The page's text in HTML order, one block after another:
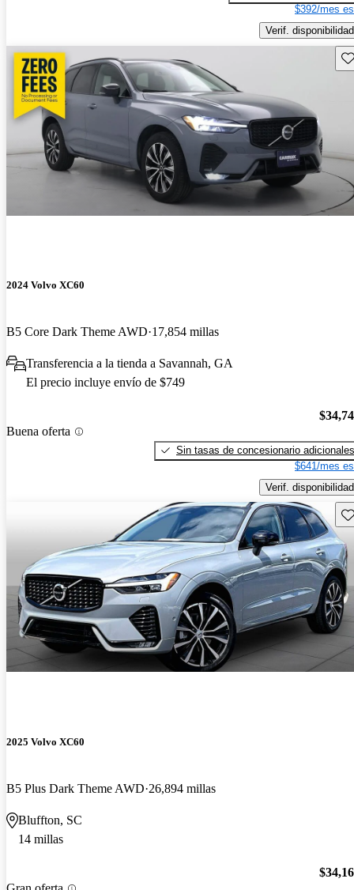
$392/mes
Verif. disponibilidad
2024 Volvo XC60
B5 Core Dark Theme AWD 17,854 millas
Transferencia a la tienda a Savannah, GA
El precio incluye envío de $749
Buena oferta
Sin tasas de concesionario adicionales
$641/mes
Verif. disponibilidad
2025 Volvo XC60
B5 Plus Dark Theme AWD 26,894 millas
Bluffton, SC
14 millas